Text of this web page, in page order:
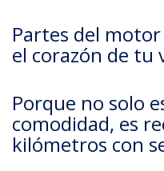
Partes del
el corazón de tu
Porque no solo
comodidad, es
kilómetros con